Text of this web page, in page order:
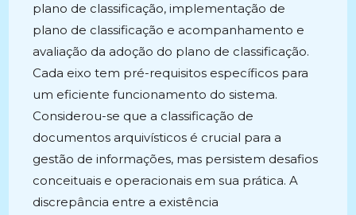
plano de classificação, implementação de
plano de classificação e acompanhamento e
avaliação da adoção do plano de classificação.
Cada eixo tem pré-requisitos específicos para
um eficiente funcionamento do sistema.
Considerou-se que a classificação de
documentos arquivísticos é crucial para a
gestão de informações, mas persistem desafios
conceituais e operacionais em sua prática. A
discrepância entre a existência